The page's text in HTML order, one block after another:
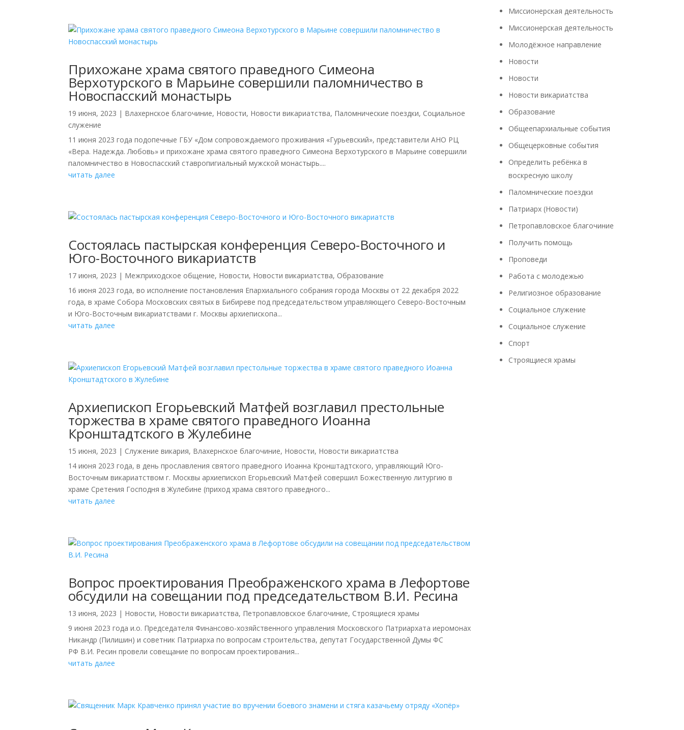
Прихожане храма святого праведного Симеона
Верхотурского в Марьине совершили паломничество в
Новоспасский монастырь
19 июня, 2023 | Влахернское благочиние, Новости, Новости викариатства, Паломнические поездки, Социальное
служение
11 июня 2023 года подопечные ГБУ «Дом сопровождаемого проживания «Гурьевский», представители АНО РЦ
«Вера. Надежда. Любовь» и прихожане храма святого праведного Симеона Верхотурского в Марьине совершили
паломничество в Новоспасский ставропигиальный мужской монастырь....
читать далее
Состоялась пастырская конференция Северо-Восточного и
Юго-Восточного викариатств
17 июня, 2023 | Межприходское общение, Новости, Новости викариатства, Образование
16 июня 2023 года, во исполнение постановления Епархиального собрания города Москвы от 22 декабря 2022
года, в храме Собора Московских святых в Бибиреве под председательством управляющего Северо-Восточным
и Юго-Восточным викариатствами г. Москвы архиепископа...
читать далее
Архиепископ Егорьевский Матфей возглавил престольные
торжества в храме святого праведного Иоанна
Кронштадтского в Жулебине
15 июня, 2023 | Cлужение викария, Влахернское благочиние, Новости, Новости викариатства
14 июня 2023 года, в день прославления святого праведного Иоанна Кронштадтского, управляющий Юго-
Восточным викариатством г. Москвы архиепископ Егорьевский Матфей совершил Божественную литургию в
храме Сретения Господня в Жулебине (приход храма святого праведного...
читать далее
Вопрос проектирования Преображенского храма в Лефортове
обсудили на совещании под председательством В.И. Ресина
13 июня, 2023 | Новости, Новости викариатства, Петропавловское благочиние, Строящиеся храмы
9 июня 2023 года и.о. Председателя Финансово-хозяйственного управления Московского Патриархата иеромонах
Никандр (Пилишин) и советник Патриарха по вопросам строительства, депутат Государственной Думы ФС
РФ В.И. Ресин провели совещание по вопросам проектирования...
читать далее
Миссионерская деятельность
Миссионерская деятельность
Молодёжное направление
Новости
Новости
Новости викариатства
Образование
Общеепархиальные события
Общецерковные события
Определить ребёнка в
воскресную школу
Паломнические поездки
Патриарх (Новости)
Петропавловское благочиние
Получить помощь
Проповеди
Работа с молодежью
Религиозное образование
Социальное служение
Социальное служение
Спорт
Строящиеся храмы